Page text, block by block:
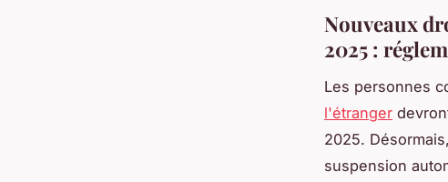
Nouveaux
2025 :
Les personnes
l'étranger
2025.
suspension